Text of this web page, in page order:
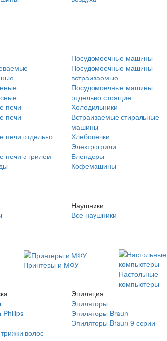
печи
печи
печи отдельно
печи с грилем
Посудомоечные машины
Посудомоечные машины
встраиваемые
Посудомоечные машины
отдельно стоящие
Холодильники
Встраиваемые стиральные
машины
Хлебопечки
Электрогрили
Блендеры
Кофемашины
Наушники
Все наушники
Принтеры и МФУ
Настольные
компьютеры
Philips
волос
Эпиляция
Эпиляторы
Эпиляторы Braun
Эпиляторы Braun 9 серии